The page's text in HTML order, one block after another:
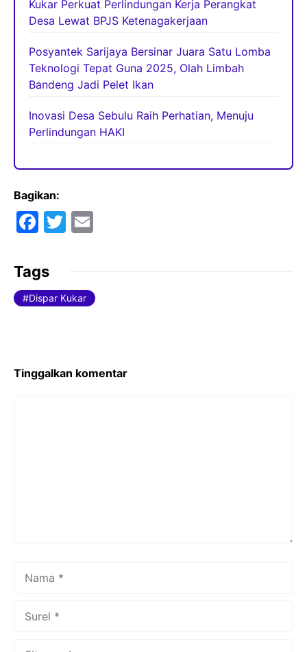
Kukar Perkuat Perlindungan Kerja Perangkat
Desa Lewat BPJS Ketenagakerjaan
Posyantek Sarijaya Bersinar Juara Satu Lomba
Teknologi Tepat Guna 2025, Olah Limbah
Bandeng Jadi Pelet Ikan
Inovasi Desa Sebulu Raih Perhatian, Menuju
Perlindungan HAKI
Bagikan:
F
c
e
b
k
T
er l
Tags
Dispar Kukar
Tinggalkan komentar